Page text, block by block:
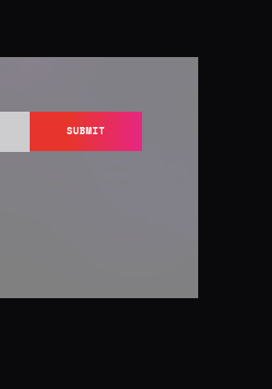
SUBMIT